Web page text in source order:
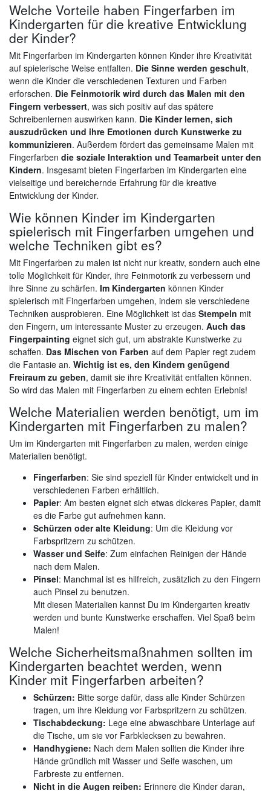
Welche Vorteile haben Fingerfarben im
Kindergarten für die kreative Entwicklung
der Kinder?
Mit Fingerfarben im Kindergarten können Kinder ihre Kreativität
auf spielerische Weise entfalten. Die Sinne werden geschult,
wenn die Kinder die verschiedenen Texturen und Farben
erforschen. Die Feinmotorik wird durch das Malen mit den
Fingern verbessert, was sich positiv auf das spätere
Schreibenlernen auswirken kann. Die Kinder lernen, sich
auszudrücken und ihre Emotionen durch Kunstwerke zu
kommunizieren. Außerdem fördert das gemeinsame Malen mit
Fingerfarben die soziale Interaktion und Teamarbeit unter den
Kindern. Insgesamt bieten Fingerfarben im Kindergarten eine
vielseitige und bereichernde Erfahrung für die kreative
Entwicklung der Kinder.
Wie können Kinder im Kindergarten
spielerisch mit Fingerfarben umgehen und
welche Techniken gibt es?
Mit Fingerfarben zu malen ist nicht nur kreativ, sondern auch eine
tolle Möglichkeit für Kinder, ihre Feinmotorik zu verbessern und
ihre Sinne zu schärfen. Im Kindergarten können Kinder
spielerisch mit Fingerfarben umgehen, indem sie verschiedene
Techniken ausprobieren. Eine Möglichkeit ist das Stempeln mit
den Fingern, um interessante Muster zu erzeugen. Auch das
Fingerpainting eignet sich gut, um abstrakte Kunstwerke zu
schaffen. Das Mischen von Farben auf dem Papier regt zudem
die Fantasie an. Wichtig ist es, den Kindern genügend
Freiraum zu geben, damit sie ihre Kreativität entfalten können.
So wird das Malen mit Fingerfarben zu einem echten Erlebnis!
Welche Materialien werden benötigt, um im
Kindergarten mit Fingerfarben zu malen?
Um im Kindergarten mit Fingerfarben zu malen, werden einige
Materialien benötigt.
Fingerfarben: Sie sind speziell für Kinder entwickelt und in
verschiedenen Farben erhältlich.
Papier: Am besten eignet sich etwas dickeres Papier, damit
es die Farbe gut aufnehmen kann.
Schürzen oder alte Kleidung: Um die Kleidung vor
Farbspritzern zu schützen.
Wasser und Seife: Zum einfachen Reinigen der Hände
nach dem Malen.
Pinsel: Manchmal ist es hilfreich, zusätzlich zu den Fingern
auch Pinsel zu benutzen.
Mit diesen Materialien kannst Du im Kindergarten kreativ
werden und bunte Kunstwerke erschaffen. Viel Spaß beim
Malen!
Welche Sicherheitsmaßnahmen sollten im
Kindergarten beachtet werden, wenn
Kinder mit Fingerfarben arbeiten?
Schürzen: Bitte sorge dafür, dass alle Kinder Schürzen
tragen, um ihre Kleidung vor Farbspritzern zu schützen.
Tischabdeckung: Lege eine abwaschbare Unterlage auf
die Tische, um sie vor Farbklecksen zu bewahren.
Handhygiene: Nach dem Malen sollten die Kinder ihre
Hände gründlich mit Wasser und Seife waschen, um
Farbreste zu entfernen.
Nicht in die Augen reiben: Erinnere die Kinder daran,